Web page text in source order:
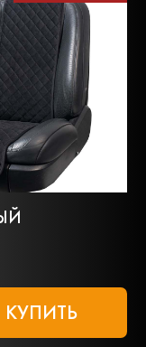
КУПИТЬ